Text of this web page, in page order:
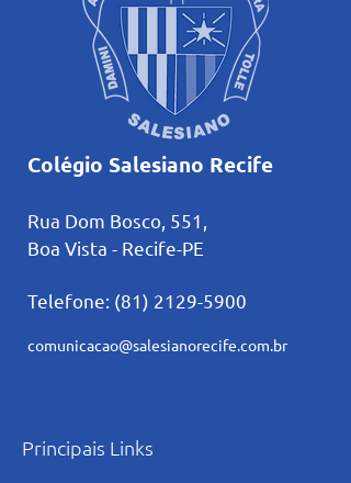
Colégio Salesiano Recife
Rua Dom Bosco, 551,
Boa Vista - Recife-PE
Telefone: (81) 2129-5900
comunicacao@salesianorecife.com.br
Principais Links